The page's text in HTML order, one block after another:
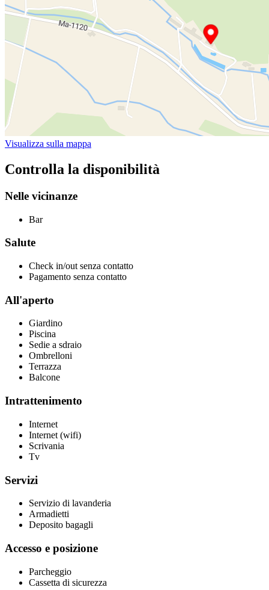
Visualizza sulla mappa
Controlla la disponibilità
Nelle vicinanze
Bar
Salute
Check in/out senza contatto
Pagamento senza contatto
All'aperto
Giardino
Piscina
Sedie a sdraio
Ombrelloni
Terrazza
Balcone
Intrattenimento
Internet
Internet (wifi)
Scrivania
Tv
Servizi
Servizio di lavanderia
Armadietti
Deposito bagagli
Accesso e posizione
Parcheggio
Cassetta di sicurezza